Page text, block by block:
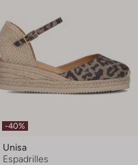
-40%
Unisa
Espadrilles